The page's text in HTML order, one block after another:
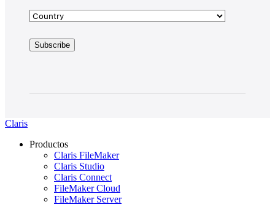
Claris
Productos
Claris FileMaker
Claris Studio
Claris Connect
FileMaker Cloud
FileMaker Server